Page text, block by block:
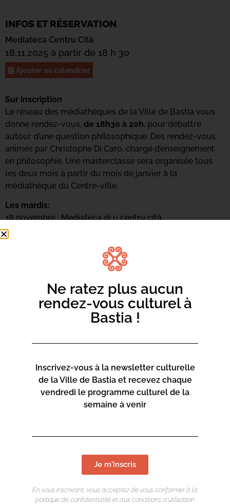
INFOS ET RÉSERVATION
Mediateca Centru Cità
18.11.2025 à partir de 18 h 30
Ajouter au calendrier
Sur inscription
Le réseau des médiathèques de la Ville de Bastia vous
donne rendez-vous, de 18h30 à 20h, pour débattre
autour d’une question philosophique. Des rendez-vous
animés par Christophe Di Caro, chargé d’enseignement
en philosophie. Une masterclasse sera organisée tous
les deux mois à partir du mois de janvier à la
médiathèque du Centre-ville.
Les mardis:
18 novembre : Mediateca di u centru cità
6 janvier : Mediateca di u centru cità
24 mars : Mediateca di u centru cità
28 avril : Mediateca Barberine Duriani
Masterclasse:
Samedi 24 janvier : 9h à 12h
Samedi 21 mars : 9h à 12h
Samedi 23 mai : 9h à 12h
Juin 2026 COUPE PHILO
Ne ratez plus aucun
rendez-vous culturel à
Bastia !
Inscrivez-vous à la newsletter culturelle
de la Ville de Bastia et recevez chaque
vendredi le programme culturel de la
semaine à venir
Je m'inscris
En vous inscrivant, vous acceptez de vous conformer à la
politique de confidentialité et aux conditions d’utilisation